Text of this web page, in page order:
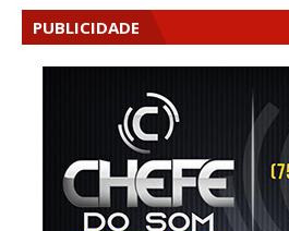
PUBLICIDADE